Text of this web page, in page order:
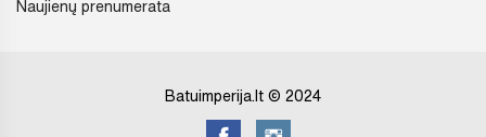
Naujienų prenumerata
Batuimperija.lt © 2024